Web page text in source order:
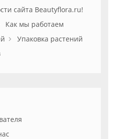
сайта Beautyflora.ru!
Как мы работаем
Упаковка растений